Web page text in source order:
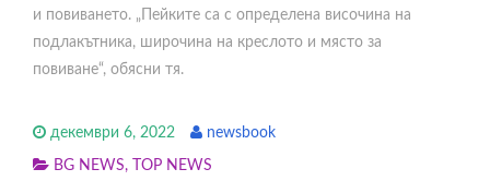
и повиването. „Пейките са с определена височина на
подлакътника, широчина на креслото и място за
повиване“, обясни тя.
декември 6, 2022 newsbook
BG NEWS, TOP NEWS